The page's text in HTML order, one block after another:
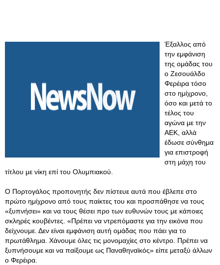
Έξαλλος από
την εμφάνιση
της ομάδας του
ο Ζεσουάλδο
Φερέιρα τόσο
στο ημίχρονο,
όσο και μετά το
τέλος του
αγώνα με την
ΑΕΚ, αλλά
έδωσε σύνθημα
για επιστροφή
στη μάχη του
τίτλου με νίκη επί του Ολυμπιακού.
Ο Πορτογάλος προπονητής δεν πίστευε αυτά που έβλεπε στο
πρώτο ημίχρονο από τους παίκτες του και προσπάθησε να τους
«ξυπνήσει» και να τους θέσει προ των ευθυνών τους με κάποιες
σκληρές κουβέντες. «Πρέπει να ντρεπόμαστε για την εικόνα που
δείχνουμε. Δεν είναι εμφάνιση αυτή ομάδας που πάει για το
πρωτάθλημα. Χάνουμε όλες τις μονομαχίες στο κέντρο. Πρέπει να
ξυπνήσουμε και να παίξουμε ως Παναθηναϊκός» είπε μεταξύ άλλων
ο Φερέιρα.